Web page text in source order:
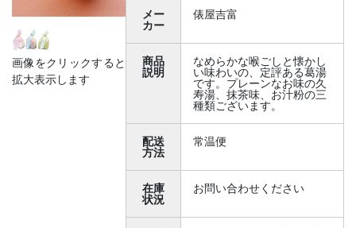
画像をクリックすると
拡大表示します
メー
カー
俵屋吉富
商品
説明
なめらかな喉ごしと懐かし
い味わいの、定評ある葛湯
です。プレーンなお味の久
寿湯、抹茶味、お汁粉の三
種類ございます。
配送
方法
常温便
在庫
状況
お問い合わせください